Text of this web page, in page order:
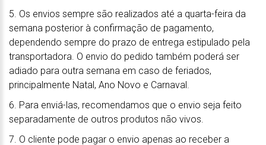
5. Os envios sempre são realizados até a quarta-feira da
semana posterior à confirmação de pagamento,
dependendo sempre do prazo de entrega estipulado pela
transportadora. O envio do pedido também poderá ser
adiado para outra semana em caso de feriados,
principalmente Natal, Ano Novo e Carnaval.
6. Para enviá-las, recomendamos que o envio seja feito
separadamente de outros produtos não vivos.
7. O cliente pode pagar o envio apenas ao receber a